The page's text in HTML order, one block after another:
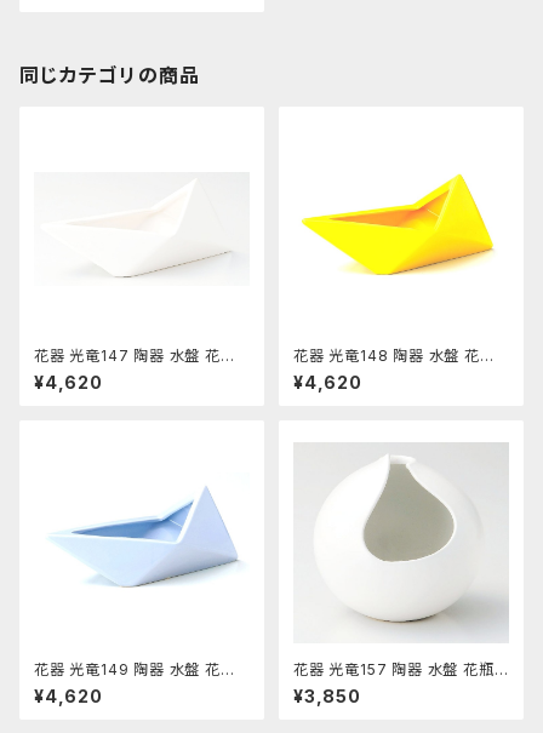
同じカテゴリの商品
花器 光竜147 陶器 水盤 花瓶
コンポーネント フラワーベース
¥4,620
花器 光竜148 陶器 水盤 花瓶
コンポーネント フラワーベース
¥4,620
花器 光竜149 陶器 水盤 花瓶
コンポーネント フラワーベース
¥4,620
花器 光竜157 陶器 水盤 花瓶
コンポーネント フラワーベース
¥3,850